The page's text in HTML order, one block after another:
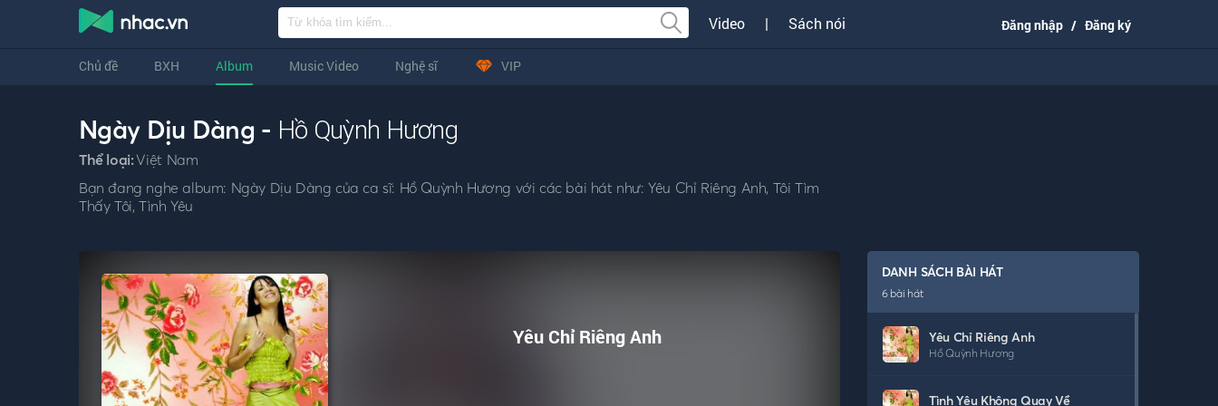
Video | Sách nói Đăng nhập / Đăng ký
Chủ đề BXH Album Music Video Nghệ sĩ VIP
Ngày Dịu Dàng - Hồ Quỳnh Hương
Thể loại:Việt Nam
Bạn đang nghe album: Ngày Dịu Dàng của ca sĩ: Hồ Quỳnh Hương với các bài hát như: Yêu Chỉ Riêng Anh, Tôi Tìm
Thấy Tôi, Tình Yêu
Yêu Chỉ Riêng Anh
DANH SÁCH BÀI HÁT
6bài hát
Yêu Chỉ Riêng Anh
Hồ Quỳnh Hương
Tình Yêu Không Quay Về